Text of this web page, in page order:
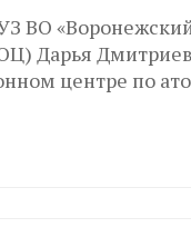
ВО
Дарья
центре по